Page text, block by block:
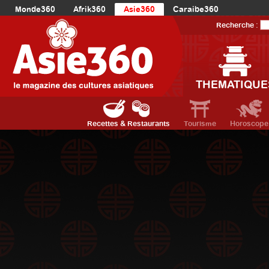
Monde360 Afrik360 Asie360
Caraibe360
Europe360
AmériqueDuNord360
Océanie360
Recherche :
Recettes & Restaurants Tourisme Horoscope